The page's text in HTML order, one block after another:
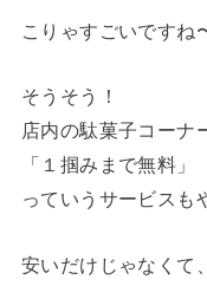
こりゃすごいですね
そうそう！
店内の駄菓子コーナ
「１掴みまで無料」
っていうサービスも
安いだけじゃなくて